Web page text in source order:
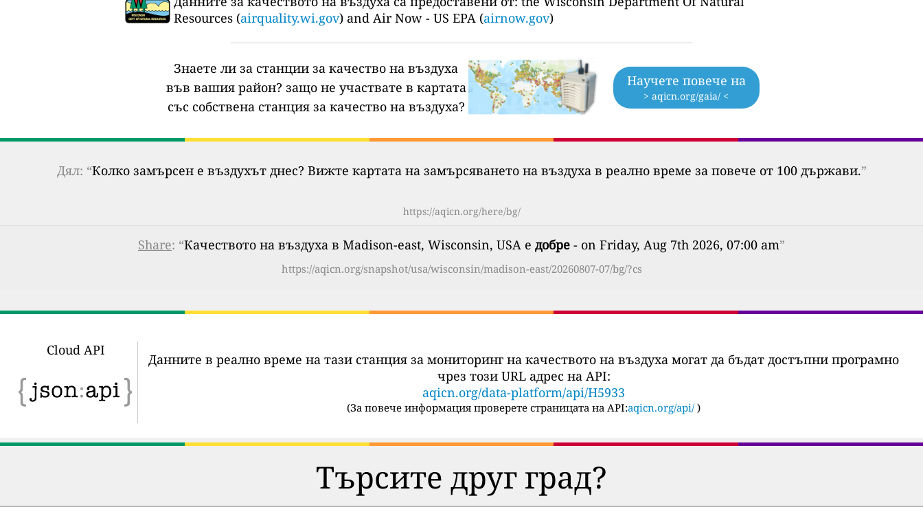
Resources (airquality.wi.gov) and Air Now - US EPA (airnow.gov)
Знаете ли за станции за качество на въздуха
във вашия район? защо не участвате в картата
със собствена станция за качество на въздуха?
Научете повече на
> aqicn.org/gaia/ <
Дял: “Колко замърсен е въздухът днес? Вижте картата на замърсяването на въздуха в реално време за повече от 100 държави.”
https://aqicn.org/here/bg/
Share: “Качеството на въздуха в Madison-east, Wisconsin, USA е добре - on Friday, Aug 7th 2026, 07:00 am”
https://aqicn.org/snapshot/usa/wisconsin/madison-east/20260807-07/bg/?cs
Cloud API
Данните в реално време на тази станция за мониторинг на качеството на въздуха могат да бъдат достъпни програмно
чрез този URL адрес на API:
aqicn.org/data-platform/api/H5933
(За повече информация проверете страницата на API:aqicn.org/api/ )
Търсите друг град?